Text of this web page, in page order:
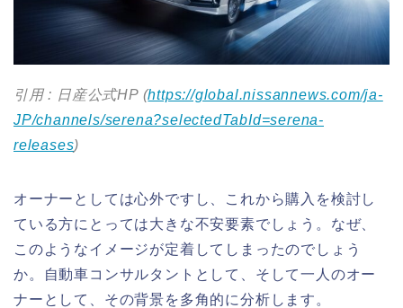
引用 : 日産公式HP (https://global.nissannews.com/ja-
JP/channels/serena?selectedTabId=serena-
releases)
オーナーとしては心外ですし、これから購入を検討し
ている方にとっては大きな不安要素でしょう。なぜ、
このようなイメージが定着してしまったのでしょう
か。自動車コンサルタントとして、そして一人のオー
ナーとして、その背景を多角的に分析します。